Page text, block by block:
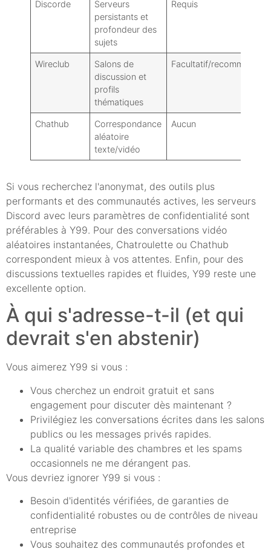
Discorde
Serveurs
persistants et
profondeur des
sujets
Requis
Wireclub
Salons de
discussion et
profils
thématiques
Facultatif/recommandé
Chathub
Correspondance
aléatoire
texte/vidéo
Aucun
Si vous recherchez l'anonymat, des outils plus
performants et des communautés actives, les serveurs
Discord avec leurs paramètres de confidentialité sont
préférables à Y99. Pour des conversations vidéo
aléatoires instantanées, Chatroulette ou Chathub
correspondent mieux à vos attentes. Enfin, pour des
discussions textuelles rapides et fluides, Y99 reste une
excellente option.
À qui s'adresse-t-il (et qui
devrait s'en abstenir)
Vous aimerez Y99 si vous :
Vous cherchez un endroit gratuit et sans
engagement pour discuter dès maintenant ?
Privilégiez les conversations écrites dans les salons
publics ou les messages privés rapides.
La qualité variable des chambres et les spams
occasionnels ne me dérangent pas.
Vous devriez ignorer Y99 si vous :
Besoin d'identités vérifiées, de garanties de
confidentialité robustes ou de contrôles de niveau
entreprise
Vous souhaitez des communautés profondes et